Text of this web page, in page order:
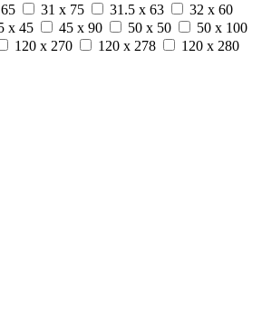
31 x 75 31.5 x 63
32 x 60
x 45 45 x 90 50 x 50
50 x 100
120 x 270 120 x 278
120 x 280